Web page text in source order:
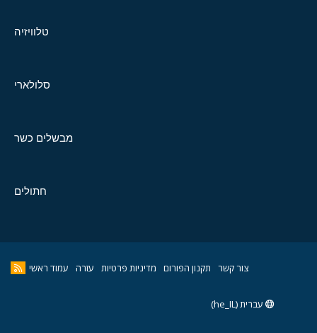
טלוויזיה
סלולארי
מבשלים כשר
חתולים
צור קשר תקנון הפורום מדיניות פרטיות עזרה עמוד ראשי
עברית (he_IL)